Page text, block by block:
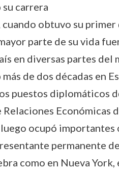
carrera
obtuvo su
parte de su vida
en diversas partes del
de dos décadas en
puestos diplomáticos
Económicas
ocupó importantes
permanente
como en Nueva